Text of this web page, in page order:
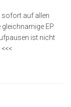
sofort auf allen
EP
ist nicht